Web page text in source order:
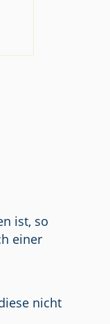
ist, so
einer
nicht